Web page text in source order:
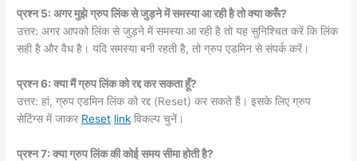
प्रश्न 5: अगर मुझे ग्रुप लिंक से जुड़ने में समस्या आ रही है तो क्या करूँ?
उत्तर: अगर आपको लिंक से जुड़ने में समस्या आ रही है तो यह सुनिश्चित करें कि लिंक
सही है और वैध है। यदि समस्या बनी रहती है, तो ग्रुप एडमिन से संपर्क करें।
प्रश्न 6: क्या मैं ग्रुप लिंक को रद्द कर सकता हूँ?
उत्तर: हां, ग्रुप एडमिन लिंक को रद्द (Reset) कर सकते हैं। इसके लिए ग्रुप
सेटिंग्स में जाकर Reset link विकल्प चुनें।
प्रश्न 7: क्या ग्रुप लिंक की कोई समय सीमा होती है?